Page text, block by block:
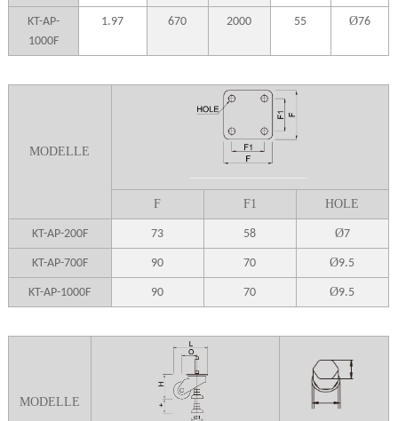
KT-AP-
1000F
1.97 670 2000 55 Ø76
MODELLE
F F1 HOLE
KT-AP-200F 73 58 Ø7
KT-AP-700F 90 70 Ø9.5
KT-AP-1000F 90 70 Ø9.5
MODELLE